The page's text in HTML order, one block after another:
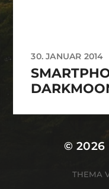
30. JANUAR 2014
© 2026
THEMA